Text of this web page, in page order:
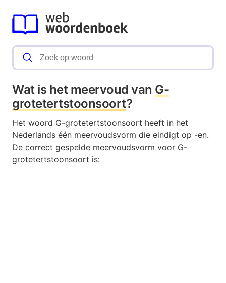
Wat is het meervoud van G-
grotetertstoonsoort?
Het woord G-grotetertstoonsoort heeft in het
Nederlands één meervoudsvorm die eindigt op -en.
De correct gespelde meervoudsvorm voor G-
grotetertstoonsoort is: